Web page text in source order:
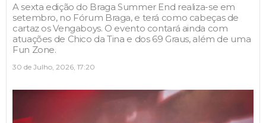
A sexta edição do Braga Summer End realiza-se em
setembro, no Fórum Braga, e terá como cabeças de
cartaz os Vengaboys. O evento contará ainda com
atuações de Chico da Tina e dos 69 Graus, além de uma
Fun Zone.
30 de Julho, 2026, 17:20